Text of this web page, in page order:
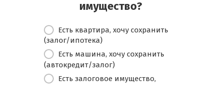
имущество?
Есть квартира, хочу сохранить
(залог/ипотека)
Есть машина, хочу сохранить
(автокредит/залог)
Есть залоговое имущество,